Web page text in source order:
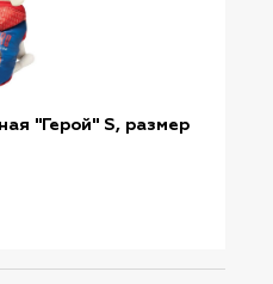
"Герой" S, размер